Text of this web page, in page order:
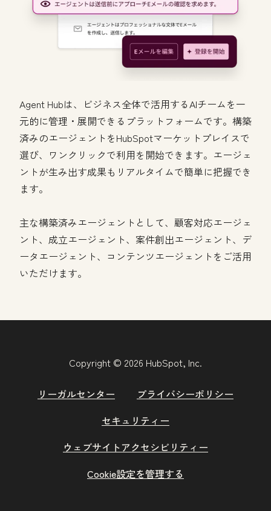
Agent Hubは、ビジネス全体で活用するAIチームを一
元的に管理・展開できるプラットフォームです。構築
済みのエージェントをHubSpotマーケットプレイスで
選び、ワンクリックで利用を開始できます。エージェ
ントが生み出す成果もリアルタイムで簡単に把握でき
ます。
主な構築済みエージェントとして、顧客対応エージェ
ント、成立エージェント、案件創出エージェント、デ
ータエージェント、コンテンツエージェントをご活用
いただけます。
Copyright © 2026 HubSpot, Inc.
リーガルセンター
プライバシーポリシー
セキュリティー
ウェブサイトアクセシビリティー
Cookie設定を管理する